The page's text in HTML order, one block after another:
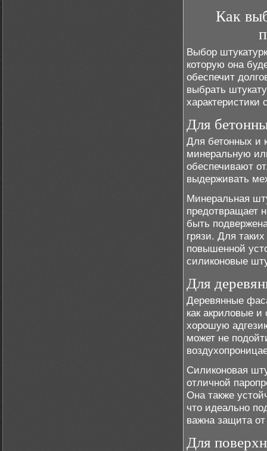
Как
Выбор
которую она
обеспечит
выбрать
характеристики
Для
Для бетонных и
минеральную
обеспечивают
выдерживать
Минеральная
предотвращает
быть
грязи. Для
повышенной
силиконовые
Для
Деревянные
как акриловые
хорошую
может не
Силиконовая
отличной
Она также
что идеально
важна защита
Для